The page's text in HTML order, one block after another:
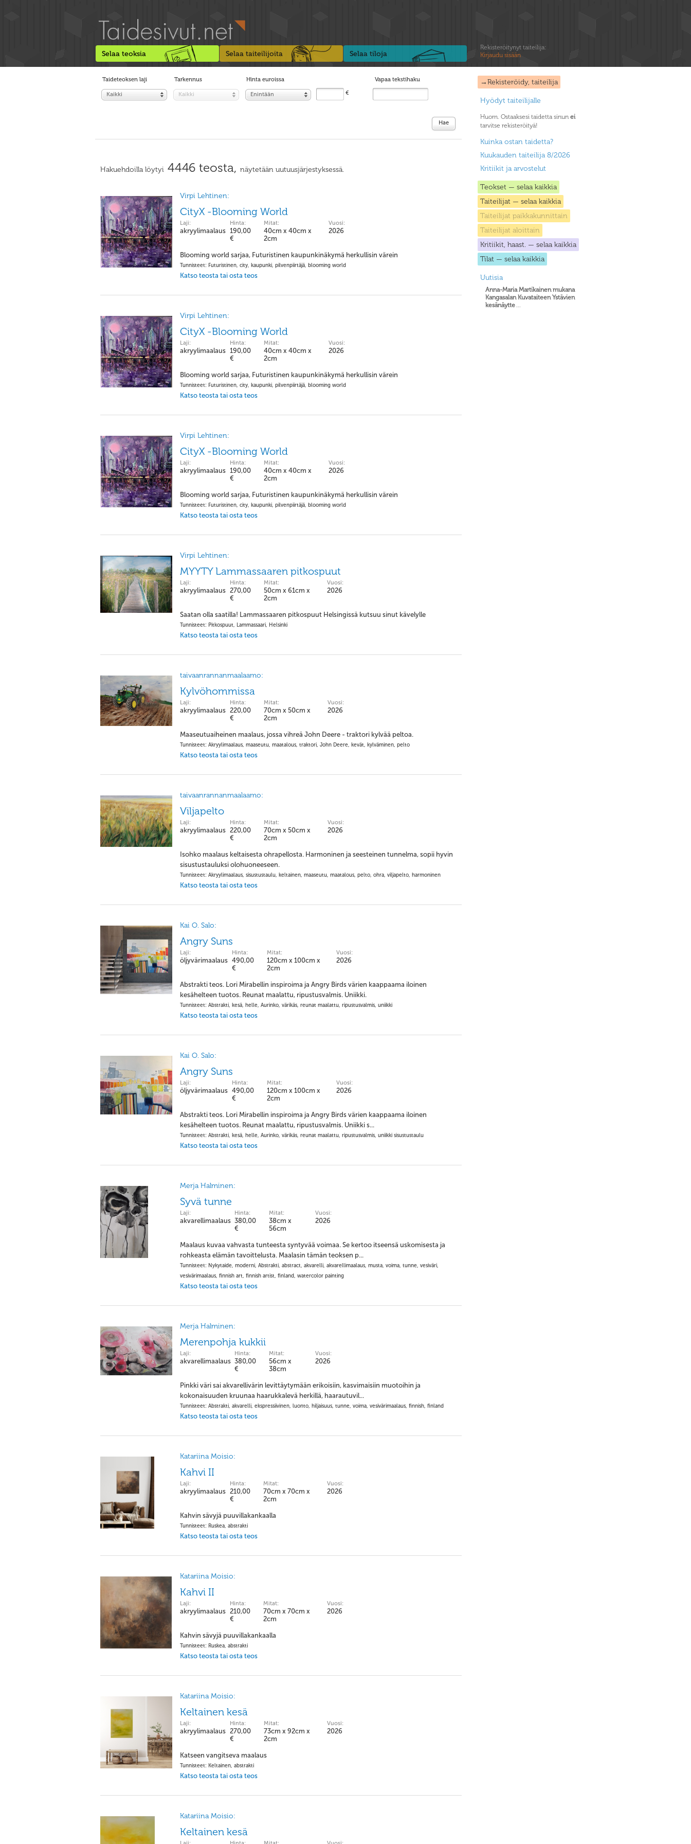
Selaa teoksia Selaa taiteilijoita Selaa tiloja
Rekisteröitynyt taiteilija:
Kirjaudu sisään
→Rekisteröidy, taiteilija
Hyödyt taiteilijalle
Huom. Ostaaksesi taidetta sinun ei
tarvitse rekisteröityä!
Kuinka ostan taidetta?
Kuukauden taiteilija 8/2026
Kritiikit ja arvostelut
Teokset — selaa kaikkia
Taiteilijat — selaa kaikkia
Taiteilijat paikkakunnittain
Taiteilijat aloittain
Kritiikit, haast. — selaa kaikkia
Tilat — selaa kaikkia
Uutisia
Anna-Maria Martikainen mukana
Kangasalan Kuvataiteen Ystävien
kesänäytte...
Taideteoksen laji
Kaikki
Tarkennus
Kaikki
Hinta euroissa
Enintään €
Vapaa tekstihaku
Hae
Hakuehdoilla löytyi 4446 teosta, näytetään uutuusjärjestyksessä.
Virpi Lehtinen:
CityX -Blooming World
Laji:
akryylimaalaus
Hinta:
190,00
€
Mitat:
40cm x 40cm x
2cm
Vuosi:
2026
Blooming world sarjaa, Futuristinen kaupunkinäkymä herkullisin värein
Tunnisteet: Futuristinen, city, kaupunki, pilvenpiirtäjä, blooming world
Katso teosta tai osta teos
Virpi Lehtinen:
CityX -Blooming World
Laji:
akryylimaalaus
Hinta:
190,00
€
Mitat:
40cm x 40cm x
2cm
Vuosi:
2026
Blooming world sarjaa, Futuristinen kaupunkinäkymä herkullisin värein
Tunnisteet: Futuristinen, city, kaupunki, pilvenpiirtäjä, blooming world
Katso teosta tai osta teos
Virpi Lehtinen:
CityX -Blooming World
Laji:
akryylimaalaus
Hinta:
190,00
€
Mitat:
40cm x 40cm x
2cm
Vuosi:
2026
Blooming world sarjaa, Futuristinen kaupunkinäkymä herkullisin värein
Tunnisteet: Futuristinen, city, kaupunki, pilvenpiirtäjä, blooming world
Katso teosta tai osta teos
Virpi Lehtinen:
MYYTY Lammassaaren pitkospuut
Laji:
akryylimaalaus
Hinta:
270,00
€
Mitat:
50cm x 61cm x
2cm
Vuosi:
2026
Saatan olla saatilla! Lammassaaren pitkospuut Helsingissä kutsuu sinut kävelylle
Tunnisteet: Pitkospuut, Lammassaari, Helsinki
Katso teosta tai osta teos
taivaanrannanmaalaamo:
Kylvöhommissa
Laji:
akryylimaalaus
Hinta:
220,00
€
Mitat:
70cm x 50cm x
2cm
Vuosi:
2026
Maaseutuaiheinen maalaus, jossa vihreä John Deere - traktori kylvää peltoa.
Tunnisteet: Akryylimaalaus, maaseutu, maatalous, traktori, John Deere, kevät, kylväminen, pelto
Katso teosta tai osta teos
taivaanrannanmaalaamo:
Viljapelto
Laji:
akryylimaalaus
Hinta:
220,00
€
Mitat:
70cm x 50cm x
2cm
Vuosi:
2026
Isohko maalaus keltaisesta ohrapellosta. Harmoninen ja seesteinen tunnelma, sopii hyvin
sisustustauluksi olohuoneeseen.
Tunnisteet: Akryylimaalaus, sisustustaulu, keltainen, maaseutu, maatalous, pelto, ohra, viljapelto, harmoninen
Katso teosta tai osta teos
Kai O. Salo:
Angry Suns
Laji:
öljyvärimaalaus
Hinta:
490,00
€
Mitat:
120cm x 100cm x
2cm
Vuosi:
2026
Abstrakti teos. Lori Mirabellin inspiroima ja Angry Birds värien kaappaama iloinen
kesähelteen tuotos. Reunat maalattu, ripustusvalmis. Uniikki.
Tunnisteet: Abstrakti, kesä, helle, Aurinko, värikäs, reunat maalattu, ripustusvalmis, uniikki
Katso teosta tai osta teos
Kai O. Salo:
Angry Suns
Laji:
öljyvärimaalaus
Hinta:
490,00
€
Mitat:
120cm x 100cm x
2cm
Vuosi:
2026
Abstrakti teos. Lori Mirabellin inspiroima ja Angry Birds värien kaappaama iloinen
kesähelteen tuotos. Reunat maalattu, ripustusvalmis. Uniikki s...
Tunnisteet: Abstrakti, kesä, helle, Aurinko, värikäs, reunat maalattu, ripustusvalmis, uniikki sisustustaulu
Katso teosta tai osta teos
Merja Halminen:
Syvä tunne
Laji:
akvarellimaalaus
Hinta:
380,00
€
Mitat:
38cm x
56cm
Vuosi:
2026
Maalaus kuvaa vahvasta tunteesta syntyvää voimaa. Se kertoo itseensä uskomisesta ja
rohkeasta elämän tavoittelusta. Maalasin tämän teoksen p...
Tunnisteet: Nykytaide, moderni, Abstrakti, abstract, akvarelli, akvarellimaalaus, musta, voima, tunne, vesiväri,
vesivärimaalaus, finnish art, finnish artist, finland, watercolor painting
Katso teosta tai osta teos
Merja Halminen:
Merenpohja kukkii
Laji:
akvarellimaalaus
Hinta:
380,00
€
Mitat:
56cm x
38cm
Vuosi:
2026
Pinkki väri sai akvarellivärin levittäytymään erikoisiin, kasvimaisiin muotoihin ja
kokonaisuuden kruunaa haarukkalevä herkillä, haarautuvil...
Tunnisteet: Abstrakti, akvarelli, ekspressiivinen, luonto, hiljaisuus, tunne, voima, vesivärimaalaus, finnish, finland
Katso teosta tai osta teos
Katariina Moisio:
Kahvi II
Laji:
akryylimaalaus
Hinta:
210,00
€
Mitat:
70cm x 70cm x
2cm
Vuosi:
2026
Kahvin sävyjä puuvillakankaalla
Tunnisteet: Ruskea, abstrakti
Katso teosta tai osta teos
Katariina Moisio:
Kahvi II
Laji:
akryylimaalaus
Hinta:
210,00
€
Mitat:
70cm x 70cm x
2cm
Vuosi:
2026
Kahvin sävyjä puuvillakankaalla
Tunnisteet: Ruskea, abstrakti
Katso teosta tai osta teos
Katariina Moisio:
Keltainen kesä
Laji:
akryylimaalaus
Hinta:
270,00
€
Mitat:
73cm x 92cm x
2cm
Vuosi:
2026
Katseen vangitseva maalaus
Tunnisteet: Keltainen, abstrakti
Katso teosta tai osta teos
Katariina Moisio:
Keltainen kesä